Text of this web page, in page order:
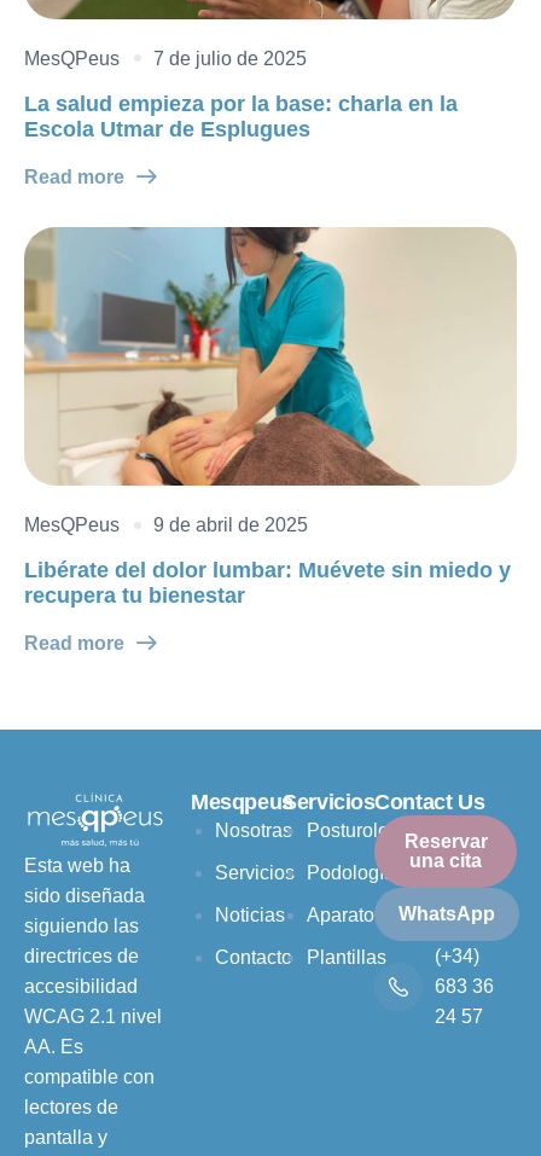
MesQPeus 7 de julio de 2025
La salud empieza por la base: charla en la
Escola Utmar de Esplugues
Read more
MesQPeus 9 de abril de 2025
Libérate del dolor lumbar: Muévete sin miedo y
recupera tu bienestar
Read more
Esta web ha
sido diseñada
siguiendo las
directrices de
accesibilidad
WCAG 2.1 nivel
AA. Es
compatible con
lectores de
pantalla y
Mesqpeus
Nosotras
Servicios
Noticias
Contacto
Servicios
Posturología
Podología
Aparatología
Plantillas
Contact Us
Reservar
una cita
WhatsApp
(+34)
683 36
24 57